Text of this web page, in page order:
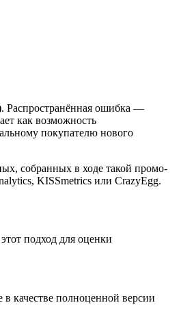
Распространённая ошибка —
как возможность
покупателю нового
собранных в ходе такой промо-
KISSmetrics или CrazyEgg.
подход для оценки
качестве полноценной версии